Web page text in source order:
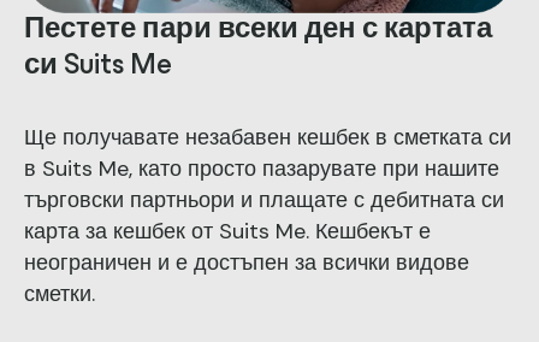
Пестете пари всеки ден с картата
си Suits Me
Ще получавате незабавен кешбек в сметката си
в Suits Me, като просто пазарувате при нашите
търговски партньори и плащате с дебитната си
карта за кешбек от Suits Me. Кешбекът е
неограничен и е достъпен за всички видове
сметки.